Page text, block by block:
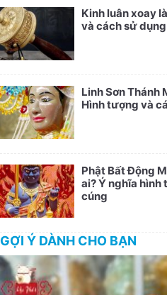
Kinh luân xoay
và cách sử dụng
Linh Sơn Thánh
Hình tượng và
Phật Bất Động
ai? Ý nghĩa hình
cúng
GỢI Ý DÀNH CHO BẠN